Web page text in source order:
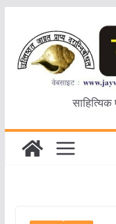
content